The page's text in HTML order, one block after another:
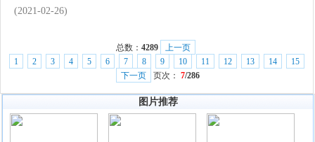
(2021-02-26)
总数： 4289
上一页
1
2 3 4 5 6 7 8 9 10 11 12 13 14
15
下一页
页次： 7/286
图片推荐